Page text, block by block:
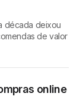
década deixou
de valor
online